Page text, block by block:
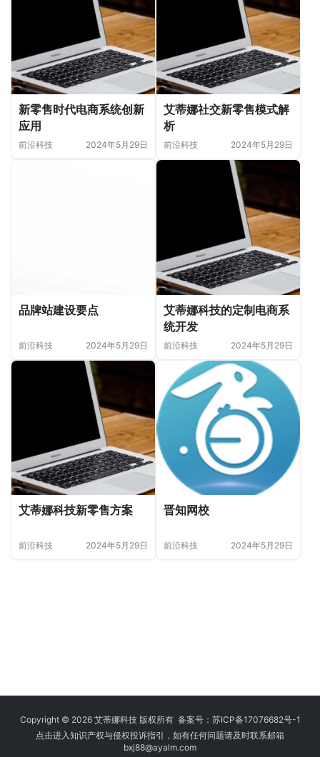
新零售时代电商系统创新
应用
前沿科技 2024年5月29日
艾蒂娜社交新零售模式解
析
前沿科技 2024年5月29日
品牌站建设要点
前沿科技 2024年5月29日
艾蒂娜科技的定制电商系
统开发
前沿科技 2024年5月29日
艾蒂娜科技新零售方案
前沿科技 2024年5月29日
晋知网校
前沿科技 2024年5月29日
Copyright © 2026 艾蒂娜科技 版权所有 备案号： 苏ICP备17076682号-1
点击进入知识产权与侵权投诉指引，如有任何问题请及时联系邮箱
bxj88@ayalm.com